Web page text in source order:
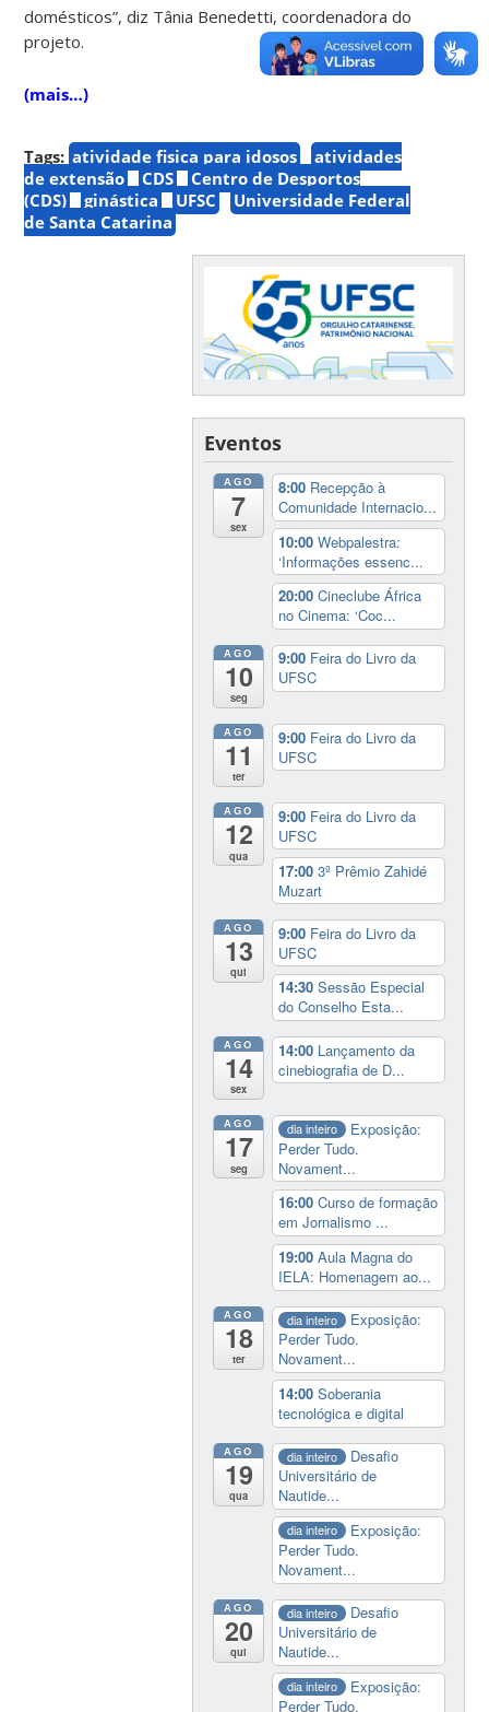
domésticos”, diz Tânia Benedetti, coordenadora do
projeto.
(mais…)
Tags: atividade fisica para idosos
atividades
de extensão
CDS
Centro de Desportos
(CDS)
ginástica UFSC
Universidade Federal
de Santa Catarina
Eventos
AGO
7
sex
8:00 Recepção à
Comunidade Internacio...
10:00Webpalestra:
‘Informações essenc...
20:00Cineclube África
no Cinema: ‘Coc...
AGO
10
seg
9:00 Feira do Livro da
UFSC
AGO
11
ter
9:00 Feira do Livro da
UFSC
AGO
12
qua
9:00 Feira do Livro da
UFSC
17:003º Prêmio Zahidé
Muzart
AGO
13
qui
9:00 Feira do Livro da
UFSC
14:30Sessão Especial
do Conselho Esta...
AGO
14
sex
14:00 Lançamento da
cinebiografia de D...
AGO
17
seg
dia inteiro
Exposição:
Perder Tudo.
Novament...
16:00Curso de formação
em Jornalismo ...
19:00Aula Magna do
IELA: Homenagem ao...
AGO
18
ter
dia inteiro
Exposição:
Perder Tudo.
Novament...
14:00Soberania
tecnológica e digital
AGO
19
qua
dia inteiro
Desafio
Universitário de
Nautide...
dia inteiro
Exposição:
Perder Tudo.
Novament...
AGO
20
qui
dia inteiro
Desafio
Universitário de
Nautide...
dia inteiro
Exposição:
Perder Tudo.